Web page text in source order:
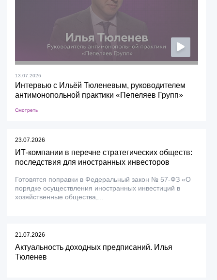
13.07.2026
Интервью с Ильёй Тюленевым, руководителем
антимонопольной практики «Пепеляев Групп»
Смотреть
23.07.2026
ИТ-компании в перечне стратегических обществ:
последствия для иностранных инвесторов
Готовятся поправки в Федеральный закон № 57-ФЗ «О
порядке осуществления иностранных инвестиций в
хозяйственные общества,...
21.07.2026
Актуальность доходных предписаний. Илья
Тюленев